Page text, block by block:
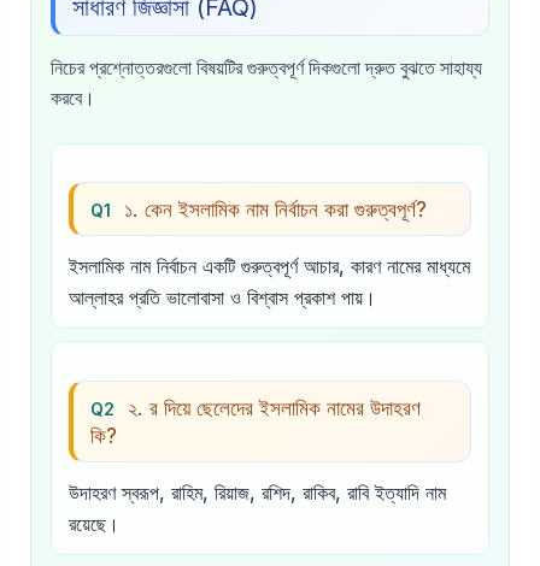
সাধারণ জিজ্ঞাসা (FAQ)
নিচের প্রশ্নোত্তরগুলো বিষয়টির গুরুত্বপূর্ণ দিকগুলো দ্রুত বুঝতে সাহায্য
করবে।
Q1 ১. কেন ইসলামিক নাম নির্বাচন করা গুরুত্বপূর্ণ?
ইসলামিক নাম নির্বাচন একটি গুরুত্বপূর্ণ আচার, কারণ নামের মাধ্যমে
আল্লাহর প্রতি ভালোবাসা ও বিশ্বাস প্রকাশ পায়।
Q2
২. র দিয়ে ছেলেদের ইসলামিক নামের উদাহরণ
কি?
উদাহরণ স্বরূপ, রাহিম, রিয়াজ, রশিদ, রাকিব, রাবি ইত্যাদি নাম
রয়েছে।